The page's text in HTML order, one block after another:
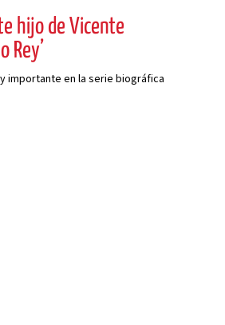
hijo de Vicente
Rey’
importante en la serie biográfica